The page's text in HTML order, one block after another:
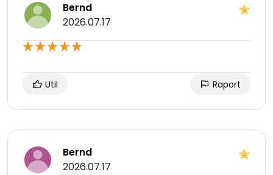
Bernd
2026.07.17
Util Raport
Bernd
2026.07.17